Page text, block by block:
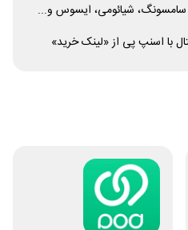
سامسونگ، شیائومی، ایسوس و...
با اسنپ پی از «لینک خرید»